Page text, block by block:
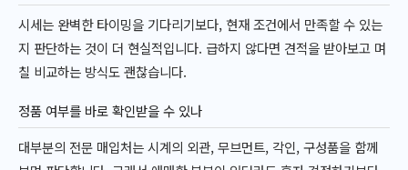
시세는 완벽한 타이밍을 기다리기보다, 현재 조건에서 만족할 수 있는
지 판단하는 것이 더 현실적입니다. 급하지 않다면 견적을 받아보고 며
칠 비교하는 방식도 괜찮습니다.
정품 여부를 바로 확인받을 수 있나
대부분의 전문 매입처는 시계의 외관, 무브먼트, 각인, 구성품을 함께